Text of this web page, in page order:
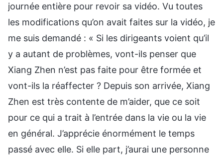
journée entière pour revoir sa vidéo. Vu toutes
les modifications qu’on avait faites sur la vidéo, je
me suis demandé : « Si les dirigeants voient qu’il
y a autant de problèmes, vont-ils penser que
Xiang Zhen n’est pas faite pour être formée et
vont-ils la réaffecter ? Depuis son arrivée, Xiang
Zhen est très contente de m’aider, que ce soit
pour ce qui a trait à l’entrée dans la vie ou la vie
en général. J’apprécie énormément le temps
passé avec elle. Si elle part, j’aurai une personne